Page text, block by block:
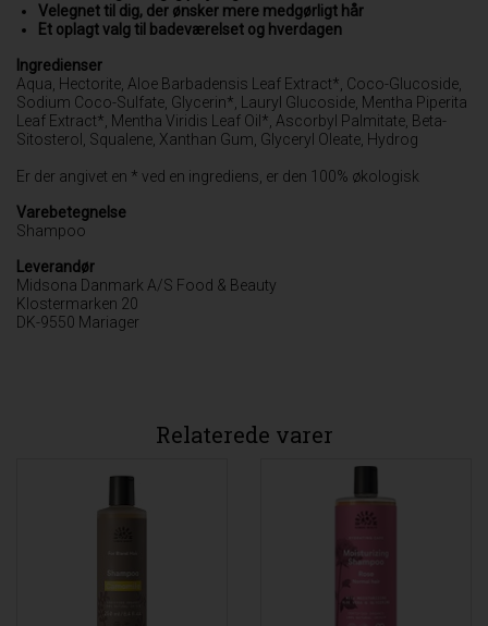
Velegnet til dig, der ønsker mere medgørligt hår
Et oplagt valg til badeværelset og hverdagen
Ingredienser
Aqua, Hectorite, Aloe Barbadensis Leaf Extract*, Coco-Glucoside,
Sodium Coco-Sulfate, Glycerin*, Lauryl Glucoside, Mentha Piperita
Leaf Extract*, Mentha Viridis Leaf Oil*, Ascorbyl Palmitate, Beta-
Sitosterol, Squalene, Xanthan Gum, Glyceryl Oleate, Hydrog
Er der angivet en * ved en ingrediens, er den 100% økologisk
Varebetegnelse
Shampoo
Leverandør
Midsona Danmark A/S Food & Beauty
Klostermarken 20
DK-9550 Mariager
Relaterede varer